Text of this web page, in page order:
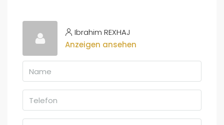
Ibrahim REXHAJ
Anzeigen ansehen